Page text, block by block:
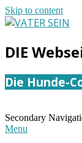
Skip to content
SEIN
DIE
Die Hunde-
Secondary
Menu